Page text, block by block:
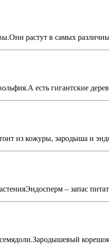
растут в самых
есть гигантские
из кожуры, зародыша и
– запас